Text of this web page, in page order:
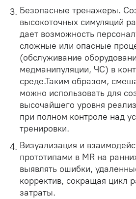
Безопасные тренажеры.
высокоточных симуляций
дает возможность
сложные или опасные
(обслуживание
медманипуляции, ЧС) в
среде.Таким образом,
можно использовать для
высочайшего уровня
при полном контроле над
тренировки.
Визуализация и
прототипами в MR на
выявлять ошибки,
корректив, сокращая цикл
затраты.